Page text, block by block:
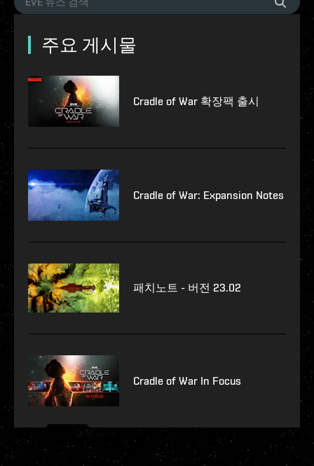
주요 게시물
Cradle of War 확장팩 출시
Cradle of War: Expansion Notes
패치노트 - 버전 23.02
Cradle of War In Focus